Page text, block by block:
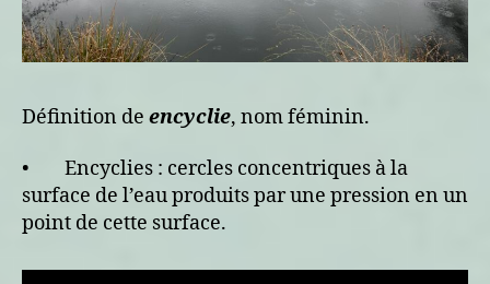
Définition de encyclie, nom féminin.
• Encyclies : cercles concentriques à la
surface de l’eau produits par une pression en un
point de cette surface.